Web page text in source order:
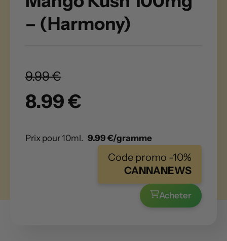
– (Harmony)
9.99 €
8.99 €
Prix pour 10ml. 9.99 €/gramme
Code promo -10%
CANNANEWS
Acheter